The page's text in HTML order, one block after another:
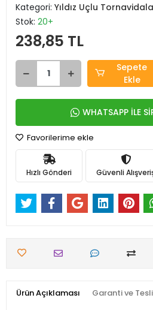
Kategori: Yıldız Uçlu
Stok: 20+
238,85 TL
Sepete
Ekle
WHATSAPP İLE
Favorilerime ekle
Hızlı Gönderi Güvenli
Ürün Açıklaması Garanti ve